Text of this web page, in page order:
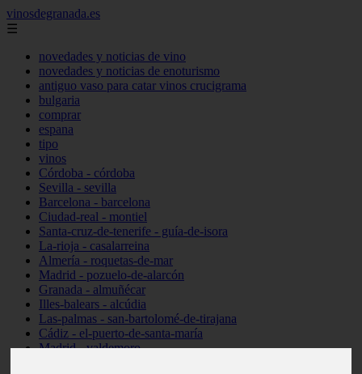
vinosdegranada.es
☰
novedades y noticias de vino
novedades y noticias de enoturismo
antiguo vaso para catar vinos crucigrama
bulgaria
comprar
espana
tipo
vinos
Córdoba - córdoba
Sevilla - sevilla
Barcelona - barcelona
Ciudad-real - montiel
Santa-cruz-de-tenerife - guía-de-isora
La-rioja - casalarreina
Almería - roquetas-de-mar
Madrid - pozuelo-de-alarcón
Granada - almuñécar
Illes-balears - alcúdia
Las-palmas - san-bartolomé-de-tirajana
Cádiz - el-puerto-de-santa-maría
Madrid - valdemoro